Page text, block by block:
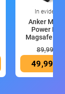
In evidenza
Anker
Power
Magsafe
89,99 €
49,99 €